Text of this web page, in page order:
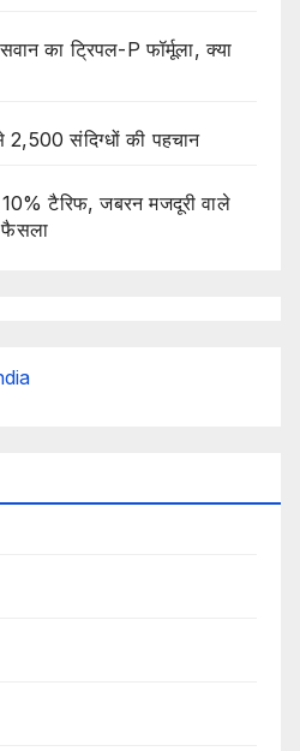
का ट्रिपल-P फॉर्मूला, क्या
संदिग्धों की पहचान
10% टैरिफ, जबरन मजदूरी वाले
फैसला